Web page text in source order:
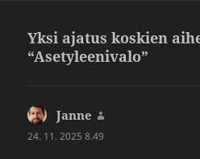
Yksi ajatus koskien
“Asetyleenivalo”
Janne
24. 11. 2025 8.49